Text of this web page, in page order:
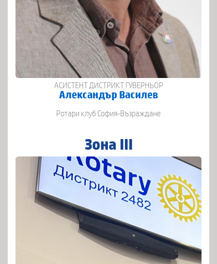
АСИСТЕНТ ДИСТРИКТ ГУВЕРНЬОР
Александър Василев
Ротари клуб София-Възраждане
Зона ІІІ